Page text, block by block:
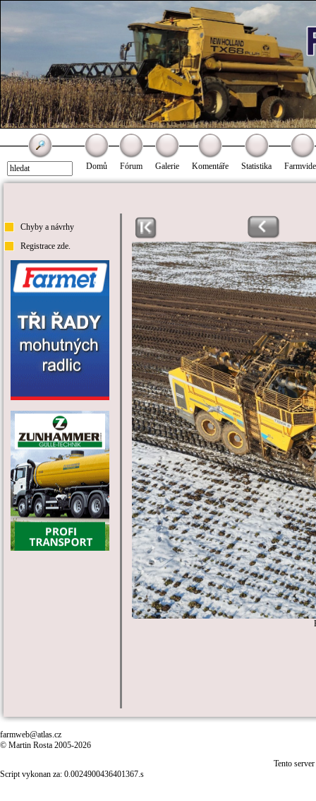
Domů Fórum Galerie Komentáře Statistika
Chyby a návrhy
Registrace zde.
farmweb@atlas.cz
© Martin Rosta 2005-2026
Tento
Script vykonan za: 0.0024900436401367.s